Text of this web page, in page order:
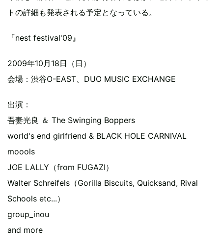
トの詳細も発表される予定となっている。
『nest festival'09』
2009年10月18日（日）
会場：渋谷O-EAST、DUO MUSIC EXCHANGE
出演：
吾妻光良 ＆ The Swinging Boppers
world's end girlfriend & BLACK HOLE CARNIVAL
moools
JOE LALLY（from FUGAZI）
Walter Schreifels（Gorilla Biscuits, Quicksand, Rival
Schools etc...）
group_inou
and more